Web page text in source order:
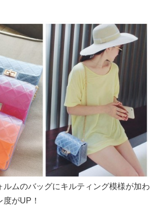
ルムのバッグにキルティング模様が加わ
がUP！